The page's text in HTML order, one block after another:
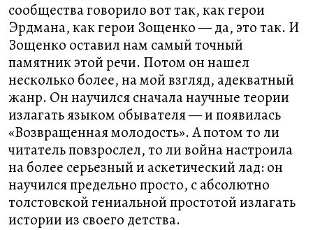
сообщества говорило вот так, как герои
Эрдмана, как герои Зощенко — да, это так. И
Зощенко оставил нам самый точный
памятник этой речи. Потом он нашел
несколько более, на мой взгляд, адекватный
жанр. Он научился сначала научные теории
излагать языком обывателя — и появилась
«Возвращенная молодость». А потом то ли
читатель повзрослел, то ли война настроила
на более серьезный и аскетический лад: он
научился предельно просто, с абсолютно
толстовской гениальной простотой излагать
истории из своего детства.